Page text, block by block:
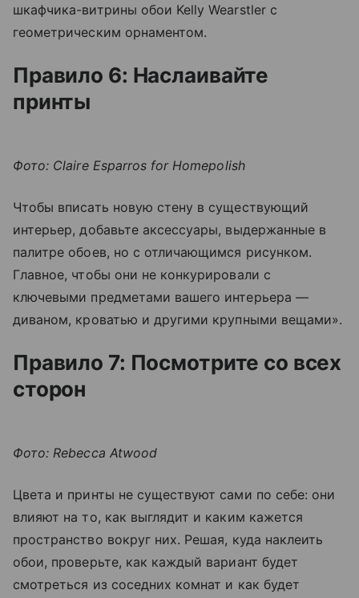
шкафчика-витрины обои Kelly Wearstler с
геометрическим орнаментом.
Правило 6: Наслаивайте
принты
Фото: Claire Esparros for Homepolish
Чтобы вписать новую стену в существующий
интерьер, добавьте аксессуары, выдержанные в
палитре обоев, но с отличающимся рисунком.
Главное, чтобы они не конкурировали с
ключевыми предметами вашего интерьера —
диваном, кроватью и другими крупными вещами».
Правило 7: Посмотрите со всех
сторон
Фото: Rebecca Atwood
Цвета и принты не существуют сами по себе: они
влияют на то, как выглядит и каким кажется
пространство вокруг них. Решая, куда наклеить
обои, проверьте, как каждый вариант будет
смотреться из соседних комнат и как будет